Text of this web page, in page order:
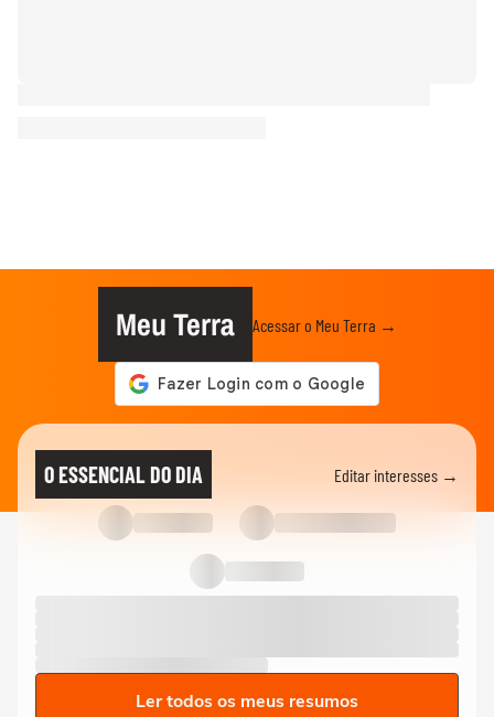
Meu Terra Acessar o Meu Terra →
O ESSENCIAL DO DIA Editar interesses →
Ler todos os meus resumos